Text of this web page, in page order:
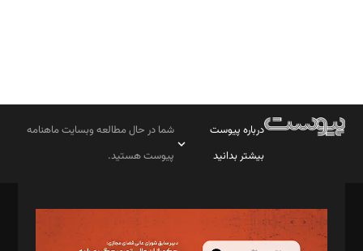
درباره پیوست
بیشتر بدانید
شما در حال مطالعه وبسایت ماهنامه
پیوست هستید.
مدیر مسئول: محمدباقر اثنی‌عشری
سردبیر: مهرک محمودی